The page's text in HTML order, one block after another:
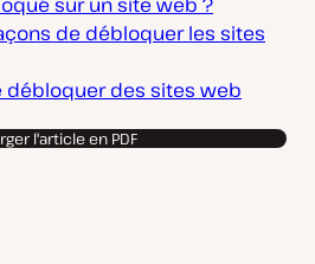
de débloquer les sites
débloquer des sites web
l'article en PDF